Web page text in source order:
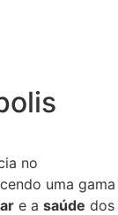
no
uma gama
e a saúde dos